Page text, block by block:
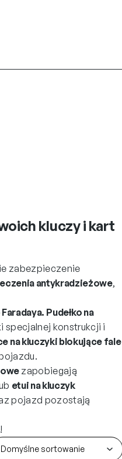
kluczy i kart
zabezpieczenie
antykradzieżowe,
Faradaya. Pudełko na
specjalnej konstrukcji i
na kluczyki blokujące fale
zapobiegają
etui na kluczyk
pojazd pozostają